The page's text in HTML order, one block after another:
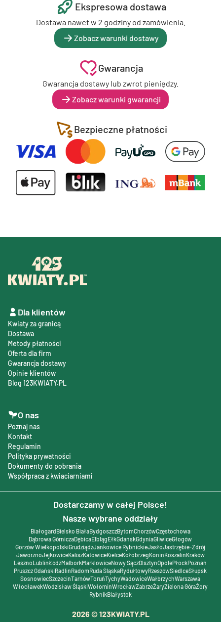
Ekspresowa dostawa
Dostawa nawet w 2 godziny od zamówienia.
Zobacz warunki dostawy
Gwarancja
Gwarancja dostawy lub zwrot pieniędzy.
Zobacz warunki gwarancji
Bezpieczne płatności
Dla klientów
Kwiaty za granicą
Dostawa
Metody płatności
Oferta dla firm
Gwarancja dostawy
Opinie klientów
Blog 123KWIATY.PL
O nas
Poznaj nas
Kontakt
Regulamin
Polityka prywatności
Dokumenty do pobrania
Współpraca z kwiaciarniami
Dostarczamy w całej Polsce!
Nasze wybrane oddziały
BiałogardBielsko BiałaBydgoszczBytomChorzówCzęstochowa
Dąbrowa GórniczaDębicaElblągEłkGdańskGdyniaGliwiceGłogów
Gorzów WielkopolskiGrudziądzJankowice RybnickieJasłoJastrzębie-Zdrój
JaworznoJejkowiceKaliszKatowiceKielceKołobrzegKoninKoszalinKraków
LesznoLublinŁódźMalborkMarklowiceNowy SączOlsztynOpolePłockPoznań
Pruszcz GdańskiRadlinRadomRuda ŚląskaRydułtowyRzeszówSiedlceSłupsk
SosnowiecSzczecinTarnówToruńTychyWadowiceWałbrzychWarszawa
WłocławekWodzisław ŚląskiWołominWrocławZabrzeŻaryZielona GóraŻory
RybnikBiałystok
2026 © 123KWIATY.PL